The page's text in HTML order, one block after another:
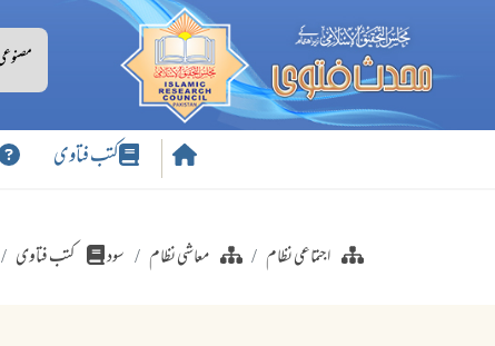
کتب فتاوی
اجتماعی نظام معاشی نظام سود کتب فتاوی